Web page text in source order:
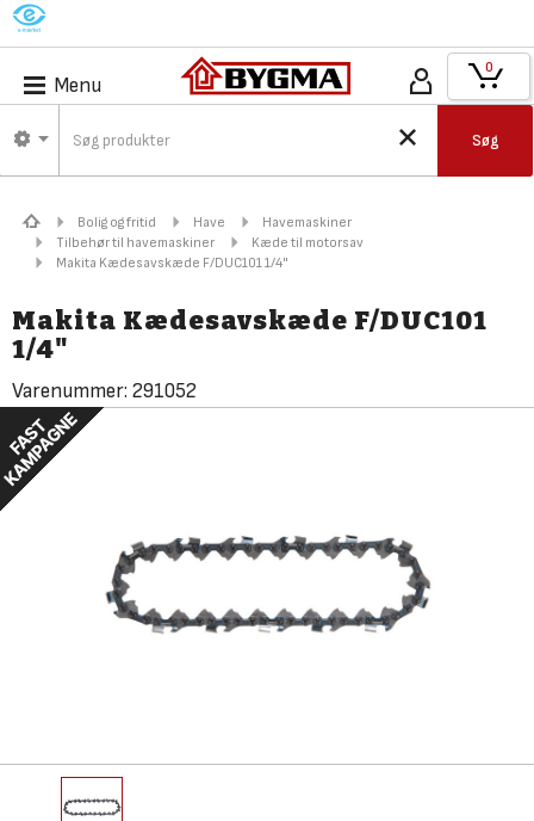
M
Menu
Søg
0
Bolig og fritid Have
Havemaskiner
Tilbehør til havemaskiner
Kæde til motorsav
Makita Kædesavskæde F/DUC101 1/4"
Makita Kædesavskæde F/DUC101
1/4"
Varenummer: 291052